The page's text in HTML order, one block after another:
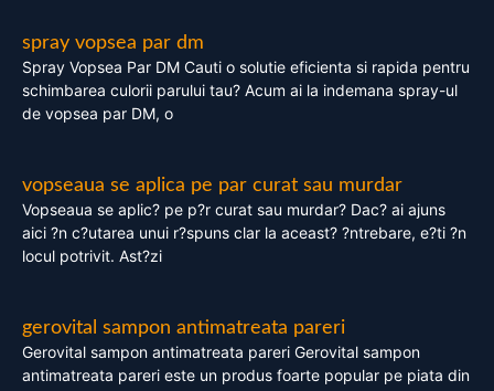
spray vopsea par dm
Spray Vopsea Par DM Cauti o solutie eficienta si rapida pentru
schimbarea culorii parului tau? Acum ai la indemana spray-ul
de vopsea par DM, o
vopseaua se aplica pe par curat sau murdar
Vopseaua se aplic? pe p?r curat sau murdar? Dac? ai ajuns
aici ?n c?utarea unui r?spuns clar la aceast? ?ntrebare, e?ti ?n
locul potrivit. Ast?zi
gerovital sampon antimatreata pareri
Gerovital sampon antimatreata pareri Gerovital sampon
antimatreata pareri este un produs foarte popular pe piata din